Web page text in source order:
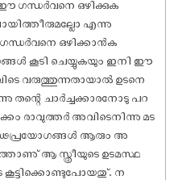
ഈ ഗന്ധർവനെ ഒഴിക്കുക
എന്നു
ഒഴിക്കാൻക
കൂടി ചെയ്യുകയും ഇനി ഈ
വരുത്തുന്നതായാൽ ഉടനെ
തന്റെ ചാർച്ചക്കാരനോടു പറ
രാവുത്തർ അവിടെനിന്നു മട
ആരും അ
ആ സ്ത്രീയുടെ ഉടമസ്ഥ
കൂട്ടിക്കൊണ്ടുപോയതു്. ന